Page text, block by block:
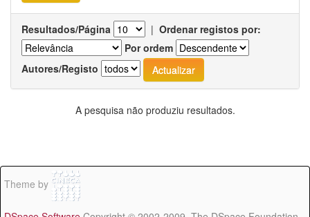
Resultados/Página | Ordenar registos por:
Por ordem
Autores/Registo
A pesquisa não produziu resultados.
Theme by